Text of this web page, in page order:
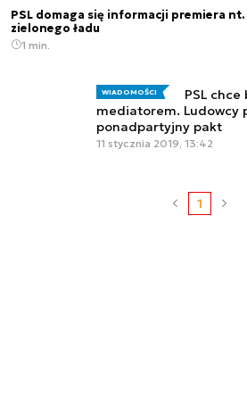
PSL domaga się informacji premiera
zielonego ładu
1 min.
WIADOMOŚCI
PSL
mediatorem. Ludowcy
ponadpartyjny pakt
11 stycznia 2019, 13:42
1